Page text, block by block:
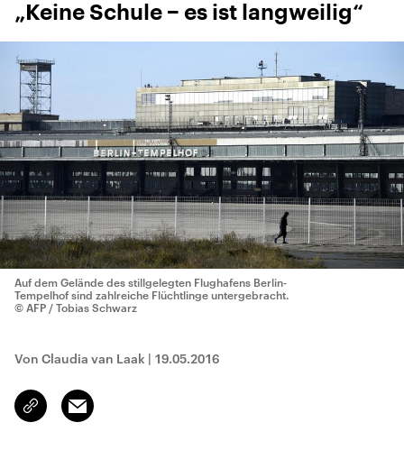
„Keine Schule − es ist langweilig“
Auf dem Gelände des stillgelegten Flughafens Berlin-
Tempelhof sind zahlreiche Flüchtlinge untergebracht.
© AFP / Tobias Schwarz
Von Claudia van Laak | 19.05.2016
Link
kopieren/teilen
Email